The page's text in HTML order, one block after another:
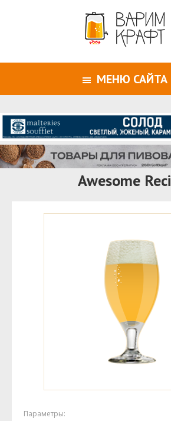
МЕНЮ САЙТА
Awesome
Параметры: